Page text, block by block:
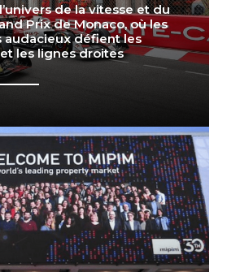
de la vitesse et du
Prix de Monaco, où les
audacieux défient les
les lignes droites